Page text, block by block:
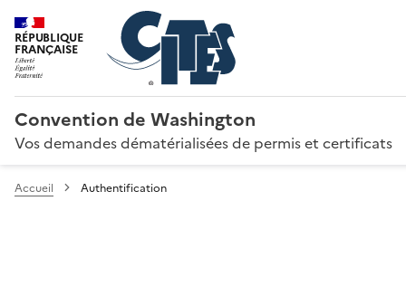
RÉPUBLIQUE
FRANÇAISE
Convention de Washington
Vos demandes dématérialisées de permis et certificats
Accueil Authentification